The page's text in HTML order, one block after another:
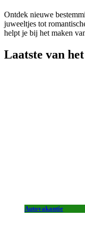
Ontdek nieuwe
juweeltjes tot
helpt je bij het maken
Laatste van
Autovakantie